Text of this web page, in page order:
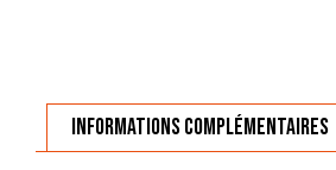
Informations complémentaires